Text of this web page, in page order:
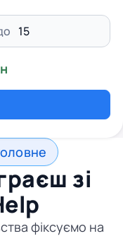
зі
фіксуємо на